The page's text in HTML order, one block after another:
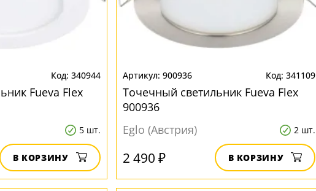
340944
Fueva Flex
5 шт.
В КОРЗИНУ
900936 341109
Точечный светильник Fueva Flex
900936
Eglo (Австрия)
2 шт.
2 490 ₽ В КОРЗИНУ